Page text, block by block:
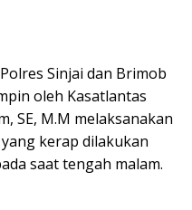
Sinjai dan Brimob
oleh Kasatlantas
SE, M.M melaksanakan
kerap dilakukan
saat tengah malam.